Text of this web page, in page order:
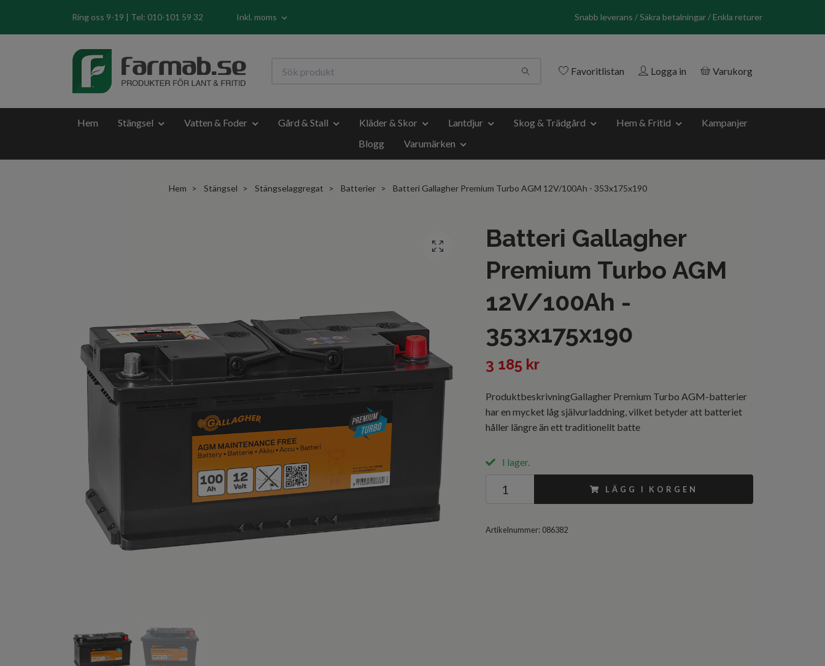
Ring oss 9-19 | Tel: 010-101 59 32 Inkl. moms Snabb leverans / Säkra betalningar / Enkla returer
Favoritlistan Logga in Varukorg
Hem Stängsel Vatten & Foder Gård & Stall Kläder & Skor Lantdjur Skog & Trädgård Hem & Fritid
Kampanjer
Blogg
Varumärken
Hem Stängsel Stängselaggregat Batterier Batteri Gallagher Premium Turbo AGM 12V/100Ah - 353x175x190
Batteri Gallagher
Premium Turbo AGM
12V/100Ah -
353x175x190
3 185 kr
ProduktbeskrivningGallagher Premium Turbo AGM-batterier
har en mycket låg självurladdning, vilket betyder att batteriet
håller längre än ett traditionellt batte
I lager.
LÄGG I KORGEN
Artikelnummer: 086382